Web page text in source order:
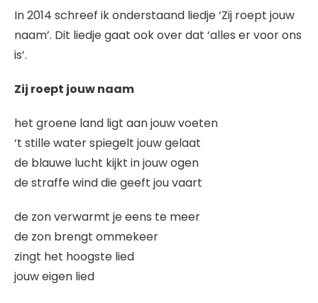
In 2014 schreef ik onderstaand liedje ‘Zij roept jouw
naam’. Dit liedje gaat ook over dat ‘alles er voor ons
is’.
Zij roept jouw naam
het groene land ligt aan jouw voeten
‘t stille water spiegelt jouw gelaat
de blauwe lucht kijkt in jouw ogen
de straffe wind die geeft jou vaart
de zon verwarmt je eens te meer
de zon brengt ommekeer
zingt het hoogste lied
jouw eigen lied